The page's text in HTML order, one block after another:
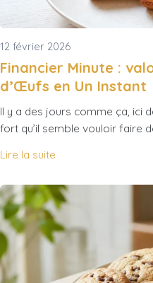
12 février 2026
Financier Minute :
d’Œufs en Un Instant
Il y a des jours comme ça, ici
fort qu’il semble vouloir faire
Lire la suite